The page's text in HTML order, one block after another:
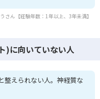
さん【経験年数：1年以上、3年未満】
)に向いていない人
整えられない人。神経質な